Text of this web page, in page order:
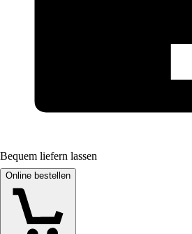
Bequem liefern lassen
Online bestellen